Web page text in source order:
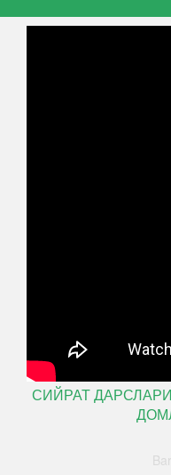
СИЙРАТ